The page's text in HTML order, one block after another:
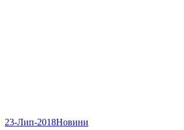
23-Лип-2018Новини